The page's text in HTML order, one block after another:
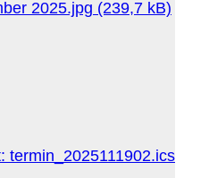
2025.jpg (239,7 kB)
termin_2025111902.ics